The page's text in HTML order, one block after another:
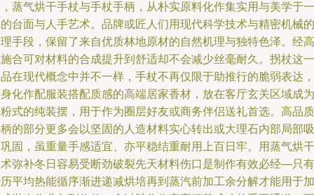
蒸气烘干手杖与手杖手柄，从朴实原料化作集实用与美学于一
台面与人手艺术。品牌或匠人们用现代科学技术与精密机械的
手段，保留了来自优质林地原材的自然机理与独特色泽。经高
合可对材料的合成提升到舒适却不会减少丝毫耐久。拐杖这一
在现代概念中并不一样，手杖不再仅限于助推行的脆弱表达，
化作配服装搭配质感的高端居家香材，放在客厅玄关区域成为
式的纯装摆，用于作为圈层好友或商务伴侣送礼首选。高品质
的部分更多会以坚固的人造材料实心转出或大理石内部局部吸
固，虽重量手感适宜、亦平稳结重耐用上百日牢。用蒸气烘干
弥补冬日容易受断劲破裂先天材料伤口是制作有效必经—只有
平均热能循序渐进递减烘培再到蒸汽前加工余分解才能用于加